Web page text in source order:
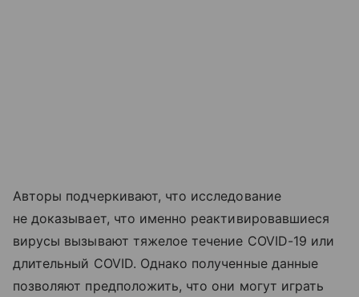
Авторы подчеркивают, что исследование
не доказывает, что именно реактивировавшиеся
вирусы вызывают тяжелое течение COVID-19 или
длительный COVID. Однако полученные данные
позволяют предположить, что они могут играть